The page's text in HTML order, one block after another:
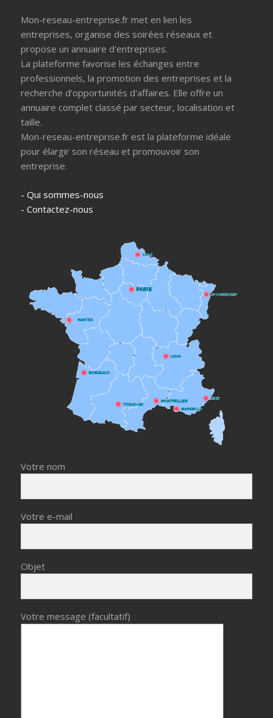
Mon-reseau-entreprise.fr met en lien les
entreprises, organise des soirées réseaux et
propose un annuaire d'entreprises.
La plateforme favorise les échanges entre
professionnels, la promotion des entreprises et la
recherche d'opportunités d'affaires. Elle offre un
annuaire complet classé par secteur, localisation et
taille.
Mon-reseau-entreprise.fr est la plateforme idéale
pour élargir son réseau et promouvoir son
entreprise.
- Qui sommes-nous
- Contactez-nous
Votre nom
Votre e-mail
Objet
Votre message (facultatif)